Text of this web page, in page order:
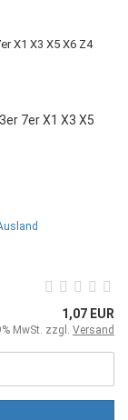
7er X1 X3 X5
1,07 EUR
MwSt. zzgl. Versand